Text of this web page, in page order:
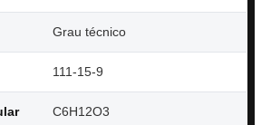
Grau técnico
111-15-9
C6H12O3